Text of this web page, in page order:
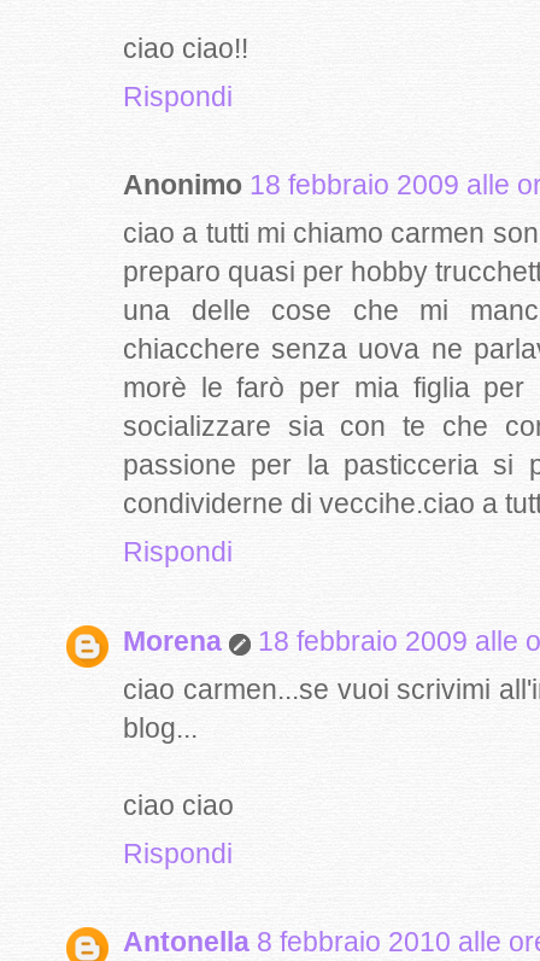
ciao ciao!!
Rispondi
Anonimo 18 febbraio 2009 alle
ciao a tutti mi chiamo carmen
preparo quasi per hobby
una delle cose che mi
chiacchere senza uova ne
morè le farò per mia figlia per
socializzare sia con te che
passione per la pasticceria si
condividerne di veccihe.ciao a
Rispondi
Morena
18 febbraio 2009 alle
ciao carmen...se vuoi scrivimi
blog...
ciao ciao
Rispondi
Antonella 8 febbraio 2010 alle